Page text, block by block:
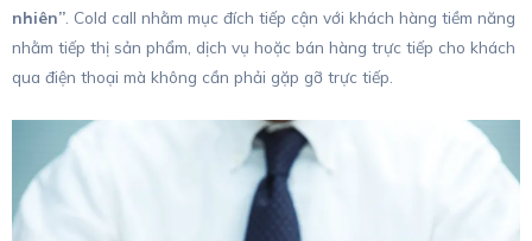
nhiên” . Cold call nhằm mục đích tiếp cận với khách hàng tiềm năng
nhằm tiếp thị sản phẩm, dịch vụ hoặc bán hàng trực tiếp cho khách
qua điện thoại mà không cần phải gặp gỡ trực tiếp.